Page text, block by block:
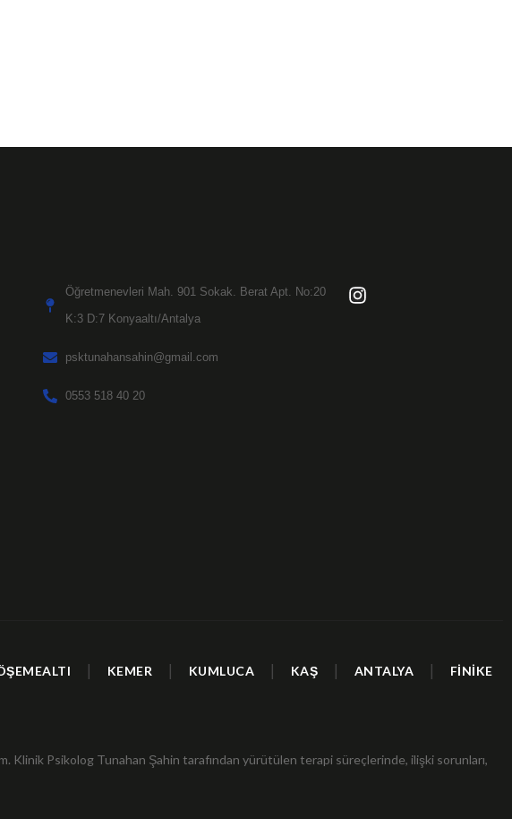
Öğretmenevleri Mah. 901 Sokak. Berat Apt. No:20
K:3 D:7 Konyaaltı/Antalya
psktunahansahin@gmail.com
0553 518 40 20
KEMER KUMLUCA KAŞ ANTALYA FİNİKE
Klinik Psikolog Tunahan Şahin tarafından yürütülen terapi süreçlerinde, ilişki sorunları,